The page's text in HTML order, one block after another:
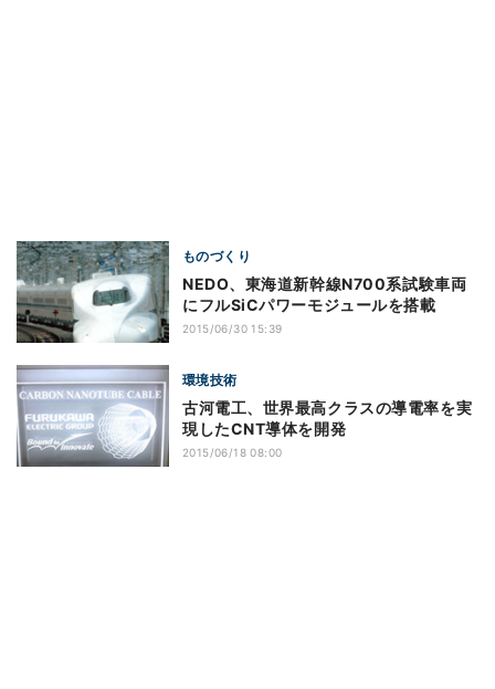
ものづくり
NEDO、東海道新幹線N700系試験車両
にフルSiCパワーモジュールを搭載
2015/06/30 15:39
環境技術
古河電工、世界最高クラスの導電率を実
現したCNT導体を開発
2015/06/18 08:00